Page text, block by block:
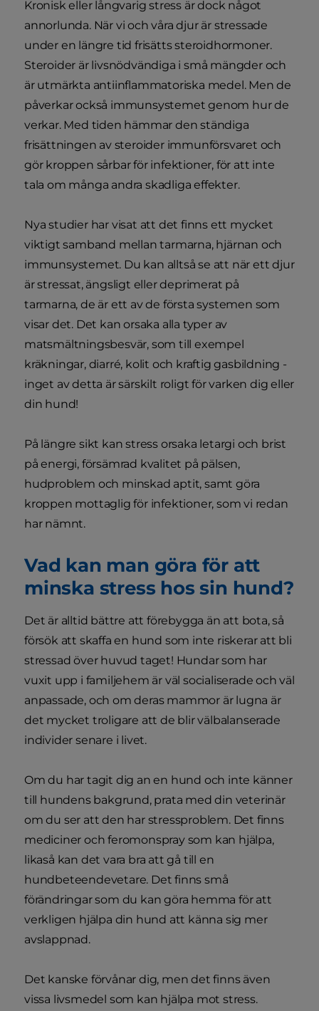
Kronisk eller långvarig stress är dock något
annorlunda. När vi och våra djur är stressade
under en längre tid frisätts steroidhormoner.
Steroider är livsnödvändiga i små mängder och
är utmärkta antiinflammatoriska medel. Men de
påverkar också immunsystemet genom hur de
verkar. Med tiden hämmar den ständiga
frisättningen av steroider immunförsvaret och
gör kroppen sårbar för infektioner, för att inte
tala om många andra skadliga effekter.
Nya studier har visat att det finns ett mycket
viktigt samband mellan tarmarna, hjärnan och
immunsystemet. Du kan alltså se att när ett djur
är stressat, ängsligt eller deprimerat på
tarmarna, de är ett av de första systemen som
visar det. Det kan orsaka alla typer av
matsmältningsbesvär, som till exempel
kräkningar, diarré, kolit och kraftig gasbildning -
inget av detta är särskilt roligt för varken dig eller
din hund!
På längre sikt kan stress orsaka letargi och brist
på energi, försämrad kvalitet på pälsen,
hudproblem och minskad aptit, samt göra
kroppen mottaglig för infektioner, som vi redan
har nämnt.
Vad kan man göra för att
minska stress hos sin hund?
Det är alltid bättre att förebygga än att bota, så
försök att skaffa en hund som inte riskerar att bli
stressad över huvud taget! Hundar som har
vuxit upp i familjehem är väl socialiserade och väl
anpassade, och om deras mammor är lugna är
det mycket troligare att de blir välbalanserade
individer senare i livet.
Om du har tagit dig an en hund och inte känner
till hundens bakgrund, prata med din veterinär
om du ser att den har stressproblem. Det finns
mediciner och feromonspray som kan hjälpa,
likaså kan det vara bra att gå till en
hundbeteendevetare. Det finns små
förändringar som du kan göra hemma för att
verkligen hjälpa din hund att känna sig mer
avslappnad.
Det kanske förvånar dig, men det finns även
vissa livsmedel som kan hjälpa mot stress.